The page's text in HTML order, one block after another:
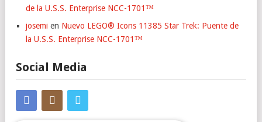
de la U.S.S. Enterprise NCC-1701™
josemi en Nuevo LEGO® Icons 11385 Star Trek: Puente de
la U.S.S. Enterprise NCC-1701™
Social Media